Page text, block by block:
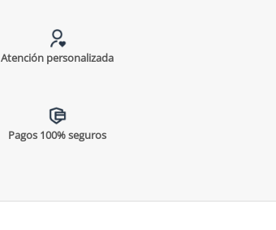
Atención personalizada
Pagos 100% seguros